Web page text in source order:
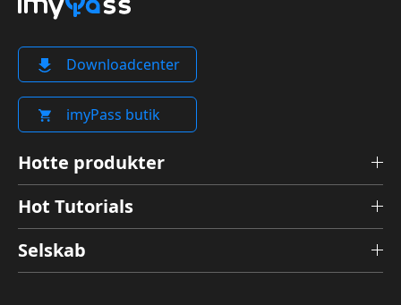
Downloadcenter
imyPass butik
Hotte produkter
Hot Tutorials
Selskab